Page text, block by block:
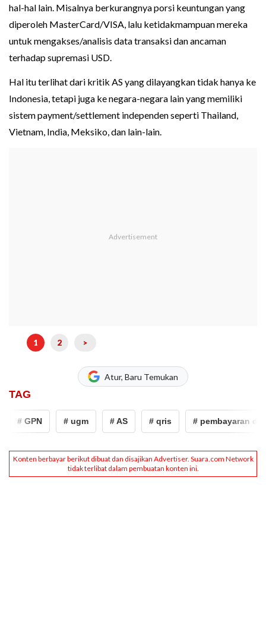
hal-hal lain. Misalnya berkurangnya porsi keuntungan yang
diperoleh MasterCard/VISA, lalu ketidakmampuan mereka
untuk mengakses/analisis data transaksi dan ancaman
terhadap supremasi USD.
Hal itu terlihat dari kritik AS yang dilayangkan tidak hanya ke
Indonesia, tetapi juga ke negara-negara lain yang memiliki
sistem payment/settlement independen seperti Thailand,
Vietnam, India, Meksiko, dan lain-lain.
1 2 >
Atur, Baru Temukan
TAG
# GPN # ugm # AS # qris # pembayaran